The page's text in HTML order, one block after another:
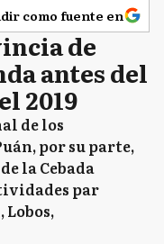
como fuente en
de
antes del
2019
de los
por su parte,
la Cebada
par